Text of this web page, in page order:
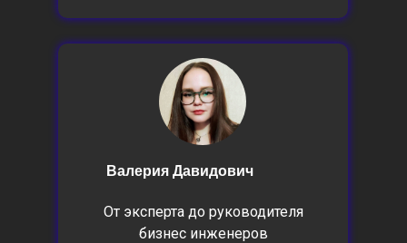
Валерия Давидович
От эксперта до руководителя
бизнес инженеров